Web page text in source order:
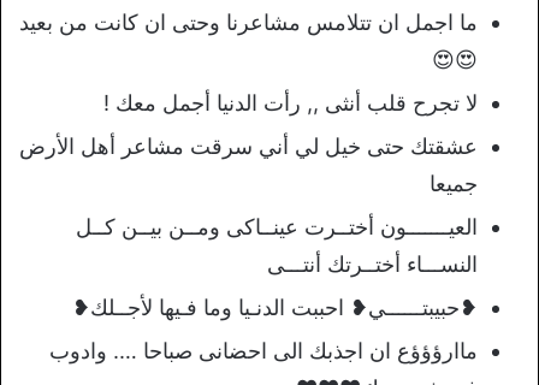
ما اجمل ان تتلامس مشاعرنا وحتى ان كانت من بعيد
😍😍
لا تجرح قلب أنثى ,, رأت الدنيا أجمل معك !
عشقتك حتى خيل لي أني سرقت مشاعر أهل اﻷرض
جميعا
العيـــــــون أختــرت عينــاكى ومــن بيــن كــل
النســـاء أختــرتك أنتـــى
❥حبيبتــــــي❥ احببت الدنـيا وما فـيها لأجــلك❥
ماارؤؤؤع ان اجذبك الى احضانى صباحا …. وادوب